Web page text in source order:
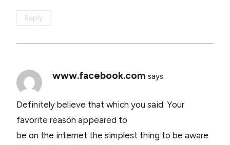
Reply
www.facebook.com says:
Definitely believe that which you said. Your
favorite reason appeared to
be on the internet the simplest thing to be aware